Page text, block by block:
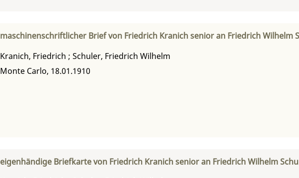
maschinenschriftlicher Brief von Friedrich Kranich senior an Friedrich Wilhelm
Kranich, Friedrich ; Schuler, Friedrich Wilhelm
Monte Carlo, 18.01.1910
eigenhändige Briefkarte von Friedrich Kranich senior an Friedrich Wilhelm